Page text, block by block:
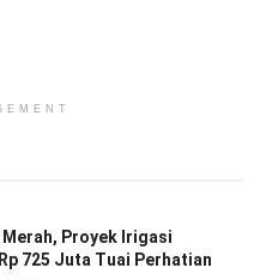
Merah, Proyek Irigasi
725 Juta Tuai Perhatian